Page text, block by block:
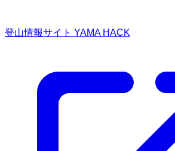
登山情報サイト YAMA HACK